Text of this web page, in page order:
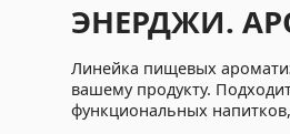
ЭНЕРДЖИ.
Линейка пищевых
вашему продукту.
функциональных